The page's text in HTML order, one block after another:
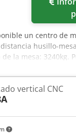
un centro de
husillo-
la mesa: 3240kg.
rápido X/
mm. Posiciones
de la herramienta:
5000 mm/3550
realizar una
vertical CNC